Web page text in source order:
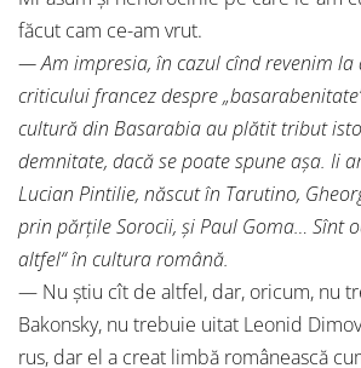
făcut cam ce-am vrut.
— Am impresia, în cazul cînd revenim la
criticului francez despre
cultură din Basarabia au plătit tribut
demnitate, dacă se poate spune aşa. Ii
Lucian Pintilie, născut în Tarutino,
prin părţile Sorocii, şi Paul Goma… Sînt
altfel“ în cultura română.
— Nu ştiu cît de altfel, dar, oricum, nu
Bakonsky, nu trebuie uitat Leonid
rus, dar el a creat limbă românească